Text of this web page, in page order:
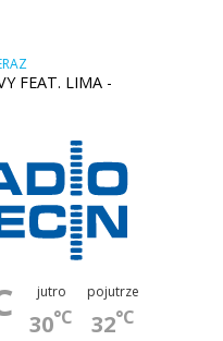
FEAT. LIMA -
jutro
30°C
pojutrze
32°C